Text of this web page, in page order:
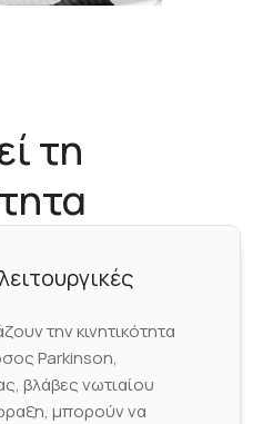
τη
την κινητικότητα
Parkinson,
βλάβες νωτιαίου
μπορούν να